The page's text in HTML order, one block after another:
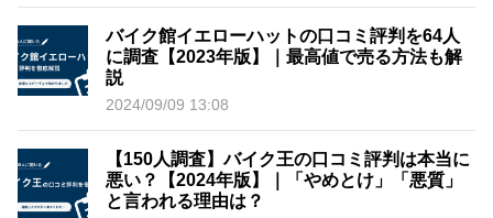
バイク館イエローハットの口コミ評判を64人
に調査【2023年版】｜最高値で売る方法も解
説
2024/09/09 13:08
【150人調査】バイク王の口コミ評判は本当に
悪い？【2024年版】｜「やめとけ」「悪質」
と言われる理由は？